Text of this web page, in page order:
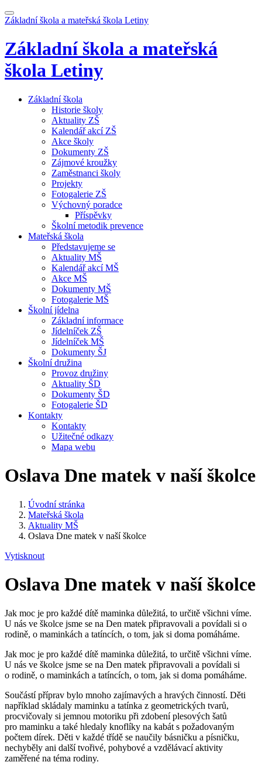
Základní škola a mateřská škola Letiny
Základní škola a mateřská
škola Letiny
Základní škola
Historie školy
Aktuality ZŠ
Kalendář akcí ZŠ
Akce školy
Dokumenty ZŠ
Zájmové kroužky
Zaměstnanci školy
Projekty
Fotogalerie ZŠ
Výchovný poradce
Příspěvky
Školní metodik prevence
Mateřská škola
Představujeme se
Aktuality MŠ
Kalendář akcí MŠ
Akce MŠ
Dokumenty MŠ
Fotogalerie MŠ
Školní jídelna
Základní informace
Jídelníček ZŠ
Jídelníček MŠ
Dokumenty ŠJ
Školní družina
Provoz družiny
Aktuality ŠD
Dokumenty ŠD
Fotogalerie ŠD
Kontakty
Kontakty
Užitečné odkazy
Mapa webu
Oslava Dne matek v naší školce
Úvodní stránka
Mateřská škola
Aktuality MŠ
Oslava Dne matek v naší školce
Vytisknout
Oslava Dne matek v naší školce
Jak moc je pro každé dítě maminka důležitá, to určitě všichni víme.
U nás ve školce jsme se na Den matek připravovali a povídali si o
rodině, o maminkách a tatíncích, o tom, jak si doma pomáháme.
Jak moc je pro každé dítě maminka důležitá, to určitě všichni víme.
U nás ve školce jsme se na Den matek připravovali a povídali si
o rodině, o maminkách a tatíncích, o tom, jak si doma pomáháme.
Součástí příprav bylo mnoho zajímavých a hravých činností. Děti
například skládaly maminku a tatínka z geometrických tvarů,
procvičovaly si jemnou motoriku při zdobení plesových šatů
pro maminku a také hledaly knoflíky na kabát s požadovaným
počtem dírek. Děti v každé třídě se naučily básničku a písničku,
nechyběly ani další tvořivé, pohybové a vzdělávací aktivity
zaměřené na téma rodiny.